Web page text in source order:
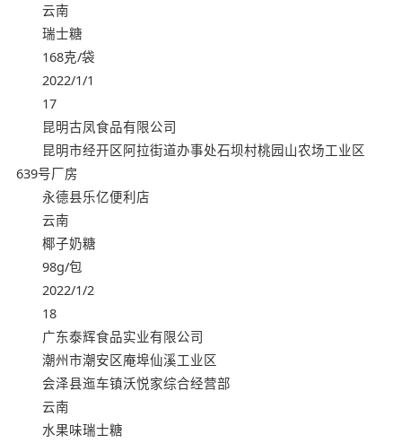
云南
瑞士糖
168克/袋
2022/1/1
17
昆明古凤食品有限公司
昆明市经开区阿拉街道办事处石坝村桃园山农场工业区
639号厂房
永德县乐亿便利店
云南
椰子奶糖
98g/包
2022/1/2
18
广东泰辉食品实业有限公司
潮州市潮安区庵埠仙溪工业区
会泽县迤车镇沃悦家综合经营部
云南
水果味瑞士糖